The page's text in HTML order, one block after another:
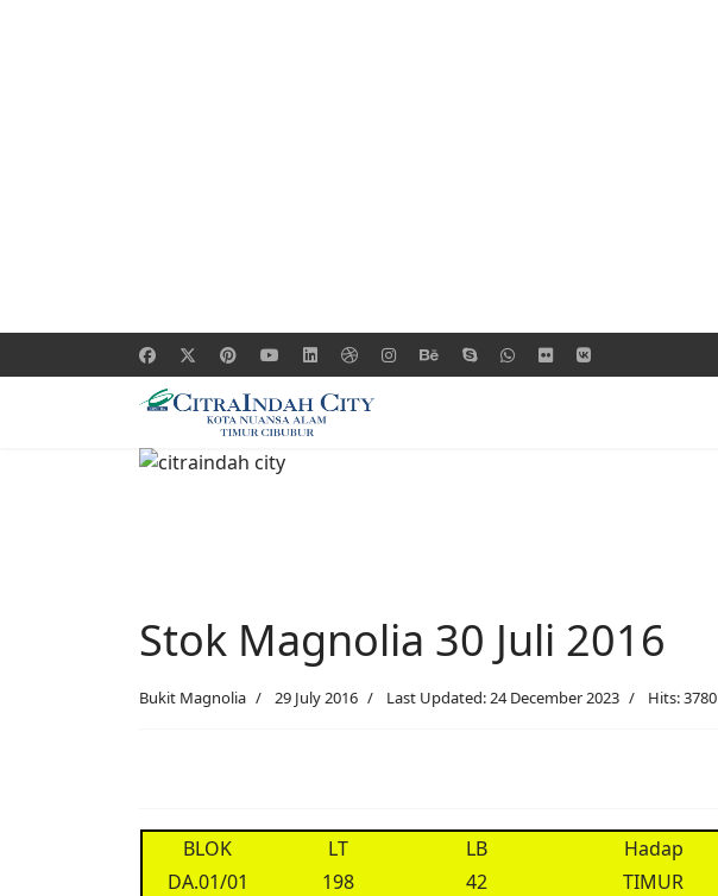
Stok Magnolia 30 Juli 2016
Bukit Magnolia 29 July 2016 Last Updated: 24 December 2023 Hits: 3780
BLOK LT LB Hadap
DA.01/01
198 42 TIMUR